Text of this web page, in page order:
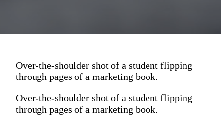
Over-the-shoulder shot of a student flipping
through pages of a marketing book.
Over-the-shoulder shot of a student flipping
through pages of a marketing book.